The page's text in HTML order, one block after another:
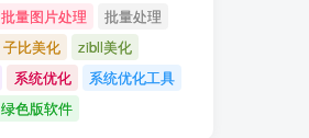
批量图片处理
批量处理
子比美化
zibll美化
系统优化
系统优化工具
绿色版软件